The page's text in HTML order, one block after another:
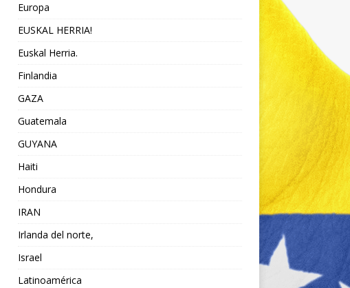
Europa
EUSKAL HERRIA!
Euskal Herria.
Finlandia
GAZA
Guatemala
GUYANA
Haiti
Hondura
IRAN
Irlanda del norte,
Israel
Latinoamérica